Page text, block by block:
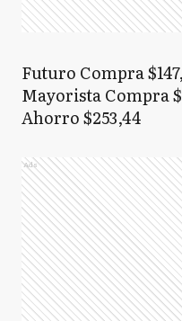
Futuro Compra
Mayorista Compra
Ahorro $253,44
Ads